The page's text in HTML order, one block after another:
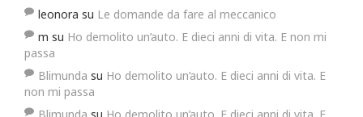
leonora su Le domande da fare al meccanico
m su Ho demolito un’auto. E dieci anni di vita. E non mi
passa
Blimunda su Ho demolito un’auto. E dieci anni di vita. E
non mi passa